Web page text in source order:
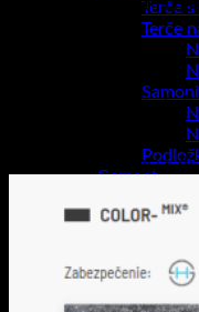
Terče
Terče
Cement
Chémia
Lepiace a
Čističe
prírodnými akcentmi
množstvo na palete
váha palety (kg): ~1520
Farebné prevedenia k